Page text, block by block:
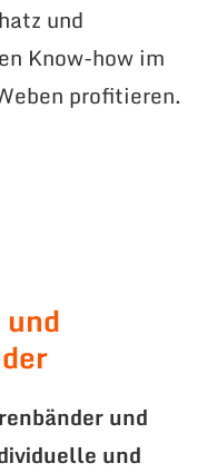
und
Know-how im
profitieren.
und
und